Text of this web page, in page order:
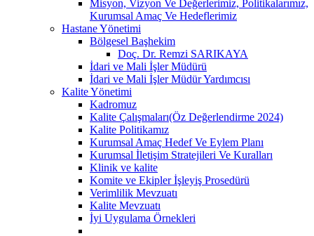
Misyon, Vizyon Ve Değerlerimiz, Politikalarımız,
Kurumsal Amaç Ve Hedeflerimiz
Hastane Yönetimi
Bölgesel Başhekim
Doç. Dr. Remzi SARIKAYA
İdari ve Mali İşler Müdürü
İdari ve Mali İşler Müdür Yardımcısı
Kalite Yönetimi
Kadromuz
Kalite Çalışmaları(Öz Değerlendirme 2024)
Kalite Politikamız
Kurumsal Amaç Hedef Ve Eylem Planı
Kurumsal İletişim Stratejileri Ve Kuralları
Klinik ve kalite
Komite ve Ekipler İşleyiş Prosedürü
Verimlilik Mevzuatı
Kalite Mevzuatı
İyi Uygulama Örnekleri